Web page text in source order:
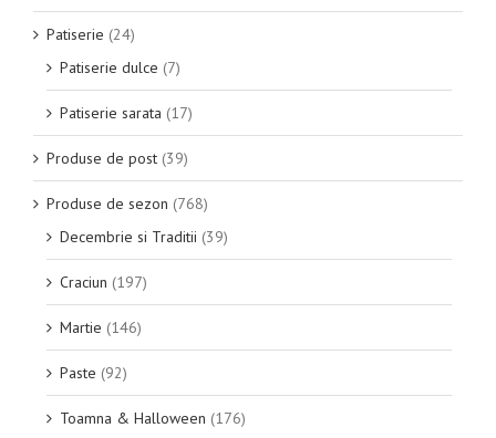
Patiserie (24)
Patiserie dulce (7)
Patiserie sarata (17)
Produse de post (39)
Produse de sezon (768)
Decembrie si Traditii (39)
Craciun (197)
Martie (146)
Paste (92)
Toamna & Halloween (176)